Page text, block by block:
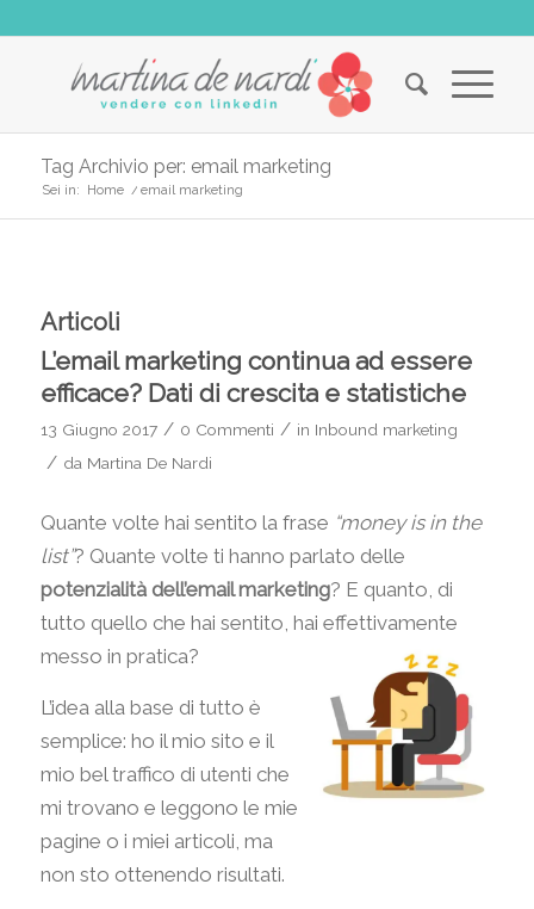
Tag Archivio per: email marketing
Sei in: Home / email marketing
Articoli
L’email marketing continua ad essere
efficace? Dati di crescita e statistiche
13 Giugno 2017 / 0 Commenti / in Inbound marketing
/ da Martina De Nardi
Quante volte hai sentito la frase “money is in the
list”? Quante volte ti hanno parlato delle
potenzialità dell’email marketing? E quanto, di
tutto quello che hai sentito, hai effettivamente
messo in pratica?
L’idea alla base di tutto è
semplice: ho il mio sito e il
mio bel traffico di utenti che
mi trovano e leggono le mie
pagine o i miei articoli, ma
non sto ottenendo risultati.